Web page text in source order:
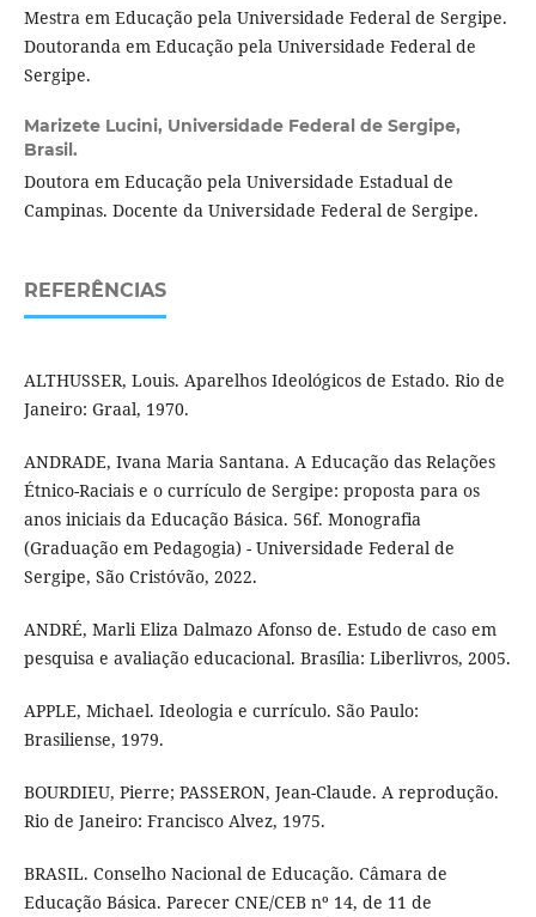
Mestra em Educação pela Universidade Federal de Sergipe.
Doutoranda em Educação pela Universidade Federal de
Sergipe.
Marizete Lucini, Universidade Federal de Sergipe,
Brasil.
Doutora em Educação pela Universidade Estadual de
Campinas. Docente da Universidade Federal de Sergipe.
REFERÊNCIAS
ALTHUSSER, Louis. Aparelhos Ideológicos de Estado. Rio de
Janeiro: Graal, 1970.
ANDRADE, Ivana Maria Santana. A Educação das Relações
Étnico-Raciais e o currículo de Sergipe: proposta para os
anos iniciais da Educação Básica. 56f. Monografia
(Graduação em Pedagogia) - Universidade Federal de
Sergipe, São Cristóvão, 2022.
ANDRÉ, Marli Eliza Dalmazo Afonso de. Estudo de caso em
pesquisa e avaliação educacional. Brasília: Liberlivros, 2005.
APPLE, Michael. Ideologia e currículo. São Paulo:
Brasiliense, 1979.
BOURDIEU, Pierre; PASSERON, Jean-Claude. A reprodução.
Rio de Janeiro: Francisco Alvez, 1975.
BRASIL. Conselho Nacional de Educação. Câmara de
Educação Básica. Parecer CNE/CEB nº 14, de 11 de